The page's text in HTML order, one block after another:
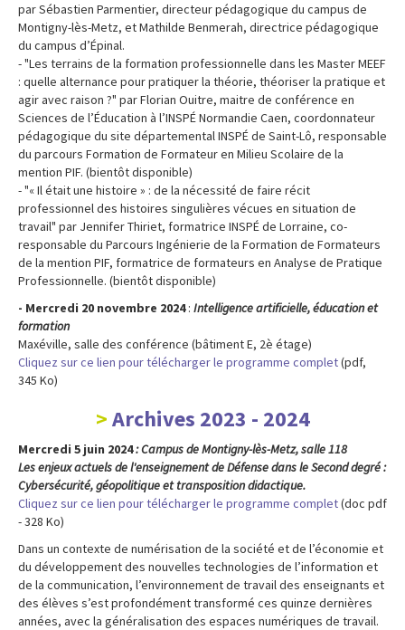
par Sébastien Parmentier, directeur pédagogique du campus de
Montigny-lès-Metz, et Mathilde Benmerah, directrice pédagogique
du campus d’Épinal.
- "Les terrains de la formation professionnelle dans les Master MEEF
: quelle alternance pour pratiquer la théorie, théoriser la pratique et
agir avec raison ?" par Florian Ouitre, maitre de conférence en
Sciences de l’Éducation à l’INSPÉ Normandie Caen, coordonnateur
pédagogique du site départemental INSPÉ de Saint-Lô, responsable
du parcours Formation de Formateur en Milieu Scolaire de la
mention PIF. (bientôt disponible)
- "« Il était une histoire » : de la nécessité de faire récit
professionnel des histoires singulières vécues en situation de
travail" par Jennifer Thiriet, formatrice INSPÉ de Lorraine, co-
responsable du Parcours Ingénierie de la Formation de Formateurs
de la mention PIF, formatrice de formateurs en Analyse de Pratique
Professionnelle. (bientôt disponible)
- Mercredi 20 novembre 2024: Intelligence artificielle, éducation et
formation
Maxéville, salle des conférence (bâtiment E, 2è étage)
Cliquez sur ce lien pour télécharger le programme complet(pdf,
345 Ko)
Archives 2023 - 2024
Mercredi 5 juin 2024: Campus de Montigny-lès-Metz, salle 118
Les enjeux actuels de l'enseignement de Défense dans le Second degré :
Cybersécurité, géopolitique et transposition didactique.
Cliquez sur ce lien pour télécharger le programme complet(doc pdf
- 328 Ko)
Dans un contexte de numérisation de la société et de l’économie et
du développement des nouvelles technologies de l’information et
de la communication, l’environnement de travail des enseignants et
des élèves s’est profondément transformé ces quinze dernières
années, avec la généralisation des espaces numériques de travail.